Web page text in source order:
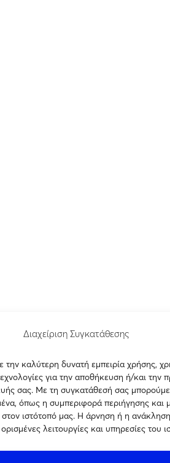
Διαχείριση Συγκατάθεσης
καλύτερη δυνατή εμπειρία χρήσης,
για την αποθήκευση ή/και την
σας. Με τη συγκατάθεσή σας
όπως η συμπεριφορά περιήγησης και
στον ιστότοπό μας. Η άρνηση ή η
λειτουργίες και υπηρεσίες του